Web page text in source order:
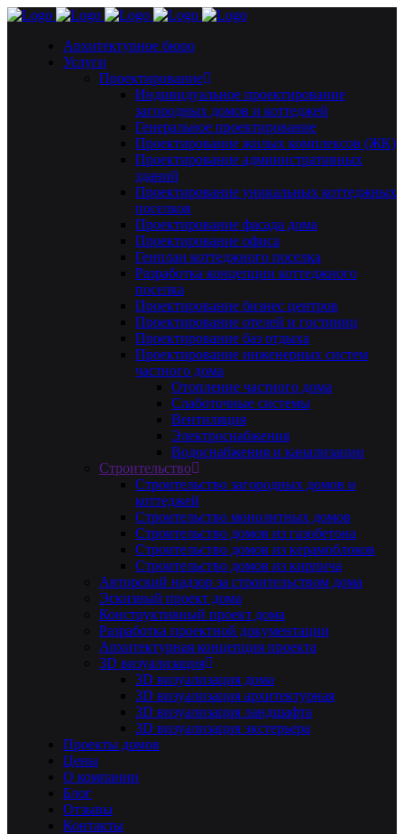
Архитектурное бюро
Услуги
Проектирование
Индивидуальное проектирование
загородных домов и коттеджей
Генеральное проектирование
Проектирование жилых комплексов (ЖК)
Проектирование административных
зданий
Проектирование уникальных коттеджных
поселков
Проектирование фасада дома
Проектирование офиса
Генплан коттеджного поселка
Разработка концепции коттеджного
поселка
Проектирование бизнес центров
Проектирование отелей и гостиниц
Проектирование баз отдыха
Проектирование инженерных систем
частного дома
Отопление частного дома
Слаботочные системы
Вентиляция
Электроснабжения
Водоснабжения и канализации
Строительство
Строительство загородных домов и
коттеджей
Строительство монолитных домов
Строительство домов из газобетона
Строительство домов из керамоблоков
Строительство домов из кирпича
Авторский надзор за строительством дома
Эскизный проект дома
Конструктивный проект дома
Разработка проектной документации
Архитектурная концепция проекта
3D визуализация
3D визуализация дома
3D визуализация архитектурная
3D визуализация ландшафта
3D визуализация экстерьера
Проекты домов
Цены
О компании
Блог
Отзывы
Контакты